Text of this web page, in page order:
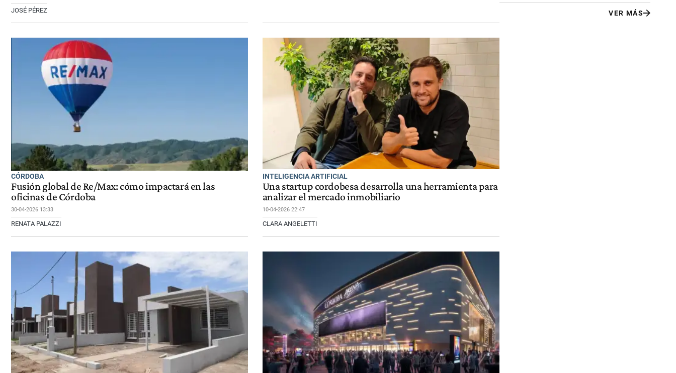
JOSÉ PÉREZ
CÓRDOBA
Fusión global de Re/Max: cómo impactará en las
oficinas de Córdoba
30-04-2026 13:33
RENATA PALAZZI
INTELIGENCIA ARTIFICIAL
Una startup cordobesa desarrolla una herramienta para
analizar el mercado inmobiliario
10-04-2026 22:47
CLARA ANGELETTI
VER MÁS